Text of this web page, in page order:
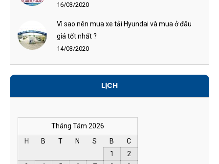
16/03/2020
Vì sao nên mua xe tải Hyundai và mua ở đâu
giá tốt nhất ?
14/03/2020
LỊCH
Tháng Tám 2026
H
B T N S B
C
1
2